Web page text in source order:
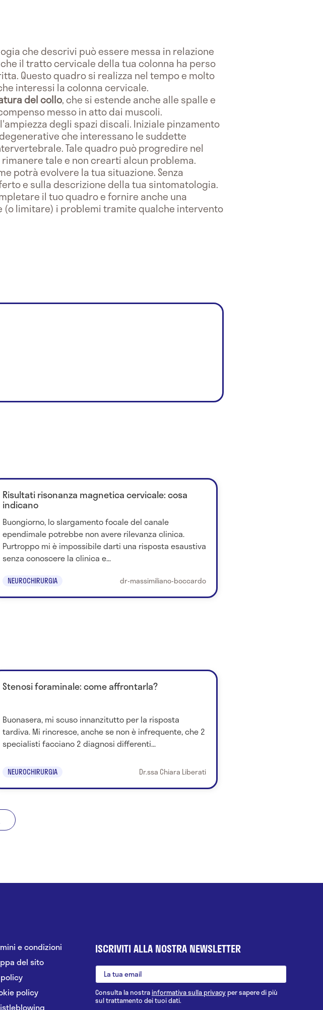
che descrivi può essere messa in relazione
il tratto cervicale della tua colonna ha perso
Questo quadro si realizza nel tempo e molto
interessi la colonna cervicale.
del collo, che si estende anche alle spalle e
messo in atto dai muscoli.
degli spazi discali. Iniziale pinzamento
che interessano le suddette
Tale quadro può progredire nel
tale e non crearti alcun problema.
potrà evolvere la tua situazione. Senza
e sulla descrizione della tua sintomatologia.
il tuo quadro e fornire anche una
limitare) i problemi tramite qualche intervento
Risultati risonanza magnetica cervicale: cosa
indicano
Buongiorno, lo slargamento focale del canale
ependimale potrebbe non avere rilevanza clinica.
Purtroppo mi è impossibile darti una risposta esaustiva
senza conoscere la clinica e...
NEUROCHIRURGIA dr-massimiliano-boccardo
Stenosi foraminale: come affrontarla?
Buonasera, mi scuso innanzitutto per la risposta
tardiva. Mi rincresce, anche se non è infrequente, che 2
specialisti facciano 2 diagnosi differenti...
NEUROCHIRURGIA Dr.ssa Chiara Liberati
e condizioni
del sito
policy
ISCRIVITI ALLA NOSTRA NEWSLETTER
Consulta la nostrainformativa sulla privacy per sapere di più
sul trattamento dei tuoi dati.